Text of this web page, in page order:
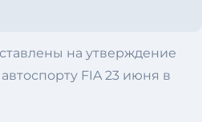
на утверждение
FIA 23 июня в